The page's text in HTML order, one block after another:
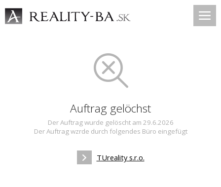
Auftrag gelöchst
Der Auftrag wurde gelöscht am 29.6.2026
Der Auftrag wzrde durch folgendes Büro eingefügt
TUreality s.r.o.